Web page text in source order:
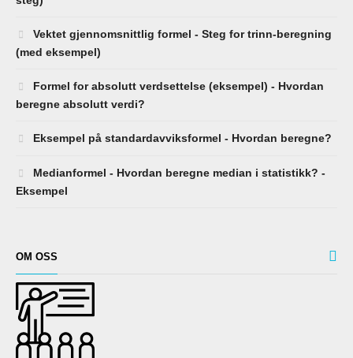
Vektet gjennomsnittlig formel - Steg for trinn-beregning
(med eksempel)
Formel for absolutt verdsettelse (eksempel) - Hvordan
beregne absolutt verdi?
Eksempel på standardavviksformel - Hvordan beregne?
Medianformel - Hvordan beregne median i statistikk? -
Eksempel
OM OSS